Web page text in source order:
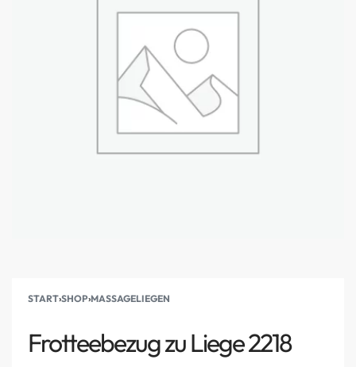
START›SHOP›MASSAGELIEGEN
Frotteebezug zu Liege 2218